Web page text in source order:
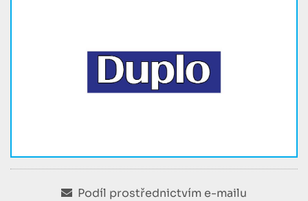
Podíl prostřednictvím e-mailu